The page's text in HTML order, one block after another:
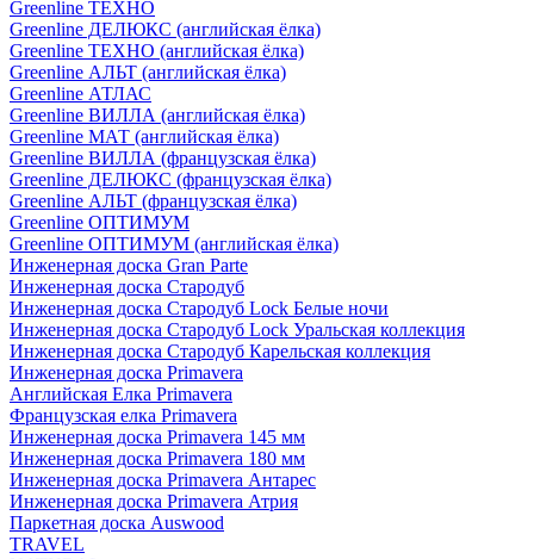
Greenline ТЕХНО
Greenline ДЕЛЮКС (английская ёлка)
Greenline ТЕХНО (английская ёлка)
Greenline АЛЬТ (английская ёлка)
Greenline АТЛАС
Greenline ВИЛЛА (английская ёлка)
Greenline МАТ (английская ёлка)
Greenline ВИЛЛА (французская ёлка)
Greenline ДЕЛЮКС (французская ёлка)
Greenline АЛЬТ (французская ёлка)
Greenline ОПТИМУМ
Greenline ОПТИМУМ (английская ёлка)
Инженерная доска Gran Parte
Инженерная доска Стародуб
Инженерная доска Стародуб Lock Белые ночи
Инженерная доска Стародуб Lock Уральская коллекция
Инженерная доска Стародуб Карельская коллекция
Инженерная доска Primavera
Английская Елка Primavera
Французская елка Primavera
Инженерная доска Primavera 145 мм
Инженерная доска Primavera 180 мм
Инженерная доска Primavera Антарес
Инженерная доска Primavera Атрия
Паркетная доска Auswood
TRAVEL